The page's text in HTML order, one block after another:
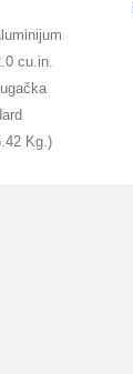
cu.in.
Kg.)